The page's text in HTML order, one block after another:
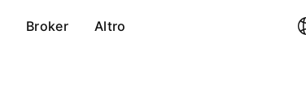
Broker Altro